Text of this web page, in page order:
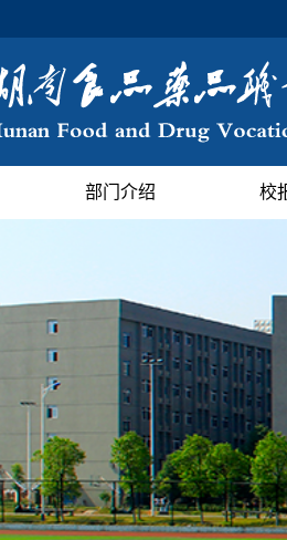
部门介绍 校